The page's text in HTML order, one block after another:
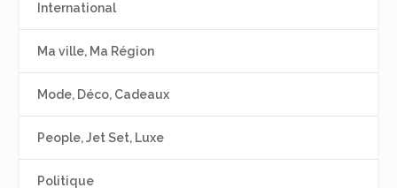
International
Ma ville, Ma Région
Mode, Déco, Cadeaux
People, Jet Set, Luxe
Politique